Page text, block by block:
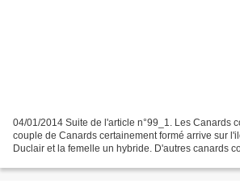
04/01/2014 Suite de l'article n°99_1. Les Canards
couple de Canards certainement formé arrive sur
Duclair et la femelle un hybride. D'autres canards